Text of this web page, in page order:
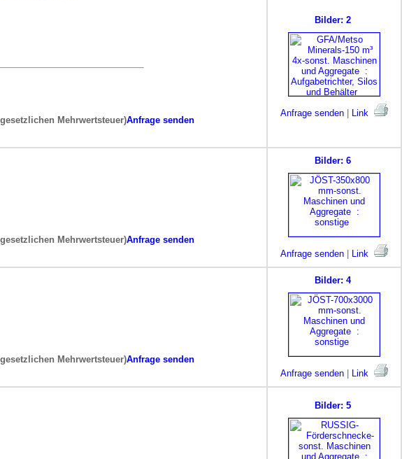
Mehrwertsteuer)Anfrage senden
Bilder: 2
Anfrage senden Link
Mehrwertsteuer)Anfrage senden
Bilder: 6
Anfrage senden Link
Mehrwertsteuer)Anfrage senden
Bilder: 4
Anfrage senden Link
Bilder: 5